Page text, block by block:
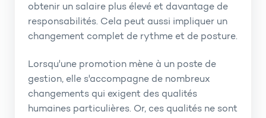
obtenir un salaire plus élevé et davantage de
responsabilités. Cela peut aussi impliquer un
changement complet de rythme et de posture.
Lorsqu'une promotion mène à un poste de
gestion, elle s'accompagne de nombreux
changements qui exigent des qualités
humaines particulières. Or, ces qualités ne sont